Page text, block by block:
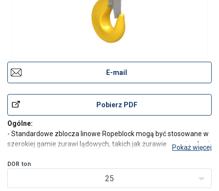
E-mail
Pobierz PDF
Ogólne:
- Standardowe zblocza linowe Ropeblock mogą być stosowane w
szerokiej gamie żurawi lądowych, takich jak żurawie samojezdne i
łatwa wymiana bloków nie jest wymaganą cechą główną lub
wysokość podnoszenia jest ograniczona.
Pokaż więcej
DOR ton
25